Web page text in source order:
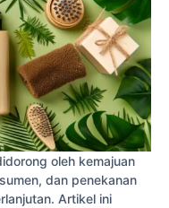
oleh kemajuan
dan penekanan
Artikel ini